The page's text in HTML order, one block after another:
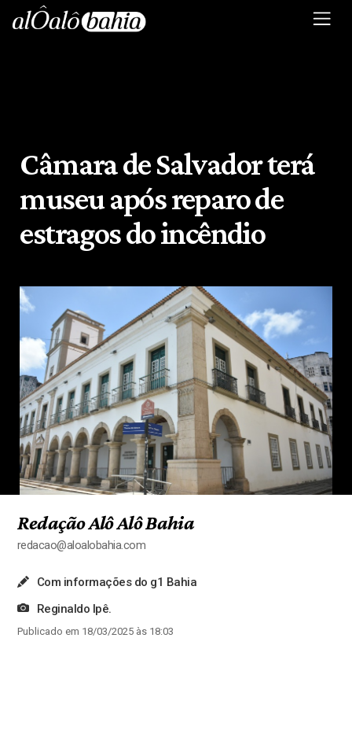
Câmara de Salvador terá
museu após reparo de
estragos do incêndio
Redação Alô Alô Bahia
redacao@aloalobahia.com
Com informações do g1 Bahia
Reginaldo Ipê.
Publicado em 18/03/2025 às 18:03